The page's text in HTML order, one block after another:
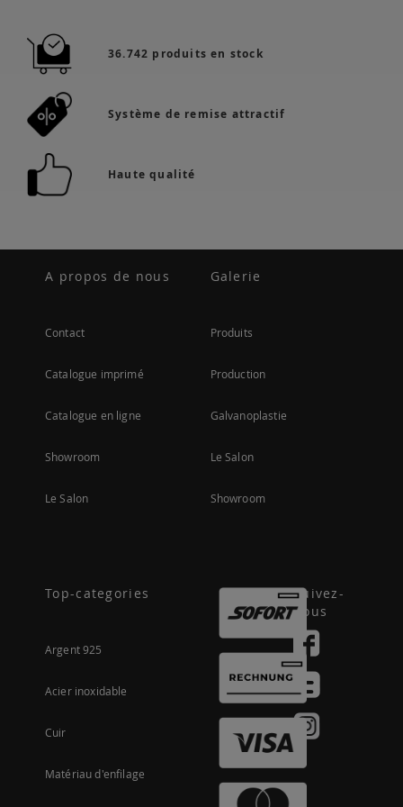
36.742 produits en stock
Système de remise attractif
Haute qualité
A propos de nous
Contact
Catalogue imprimé
Catalogue en ligne
Showroom
Le Salon
Galerie
Produits
Production
Galvanoplastie
Le Salon
Showroom
Top-categories
Argent 925
Acier inoxidable
Cuir
Matériau d'enfilage
Suivez-
nous